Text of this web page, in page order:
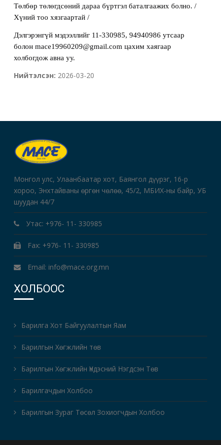
Төлбөр төлөгдсөний дараа бүртгэл баталгаажих болно. /
Хүний тоо хязгаартай /
Дэлгэрэнгүй мэдээллийг 11-330985, 94940986 утсаар
болонmace19960209@gmail.com цахим хаягаар
холбогдож авна уу.
Нийтэлсэн: 2026-03-20
Монгол улс, Улаанбаатар хот, Баянгол дүүрэг, 16-р
хороо, Энхтайваны өргөн чөлөө, 45/2, МБИХ-ны байр, УБ
шуудан 44/7
Утас: +976- 11- 330985
Fax: +976- 11- 330985
Email: info@mace.org.mn
ХОЛБООС
Барилга Хот Байгуулалтын Яам
Барилгын Хөгжлийн төв
Барилгын Хөгжлийн Үндэсний Нэгдсэн Төв
Барилгачдын Холбоо
Барилгын Зураг Төсөл Зохиогчдын Холбоо